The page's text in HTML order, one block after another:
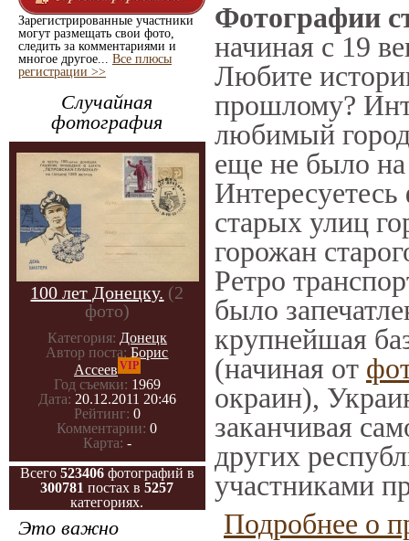
Зарегистрированные участники
могут размещать свои фото,
следить за комментариями и
многое другое... Все плюсы
регистрации >>
Случайная
фотография
100 лет Донецку. (2
фото)
Категория: Донецк
Автор поста: Борис
Ассеев VIP
Год съемки: 1969
Дата: 20.12.2011 20:46
Рейтинг: 0
Комментарии: 0
Карта: -
Всего 523406 фотографий в
300781 постах в5257
категориях.
Это важно
Фотографии
начиная с 19
Любите
прошлому?
любимый
еще не было на
Интересуетесь
старых улиц
горожан
Ретро
было
крупнейшая
(начиная от
окраин),
заканчивая
других
участниками
Подробнее о